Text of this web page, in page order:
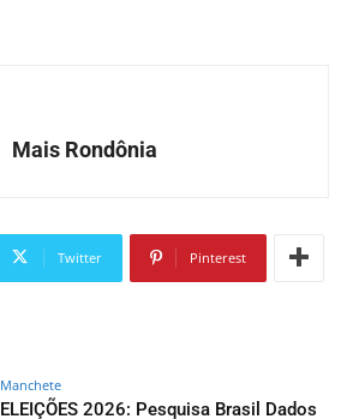
Mais Rondônia
Twitter Pinterest
Manchete
ELEIÇÕES 2026: Pesquisa Brasil Dados